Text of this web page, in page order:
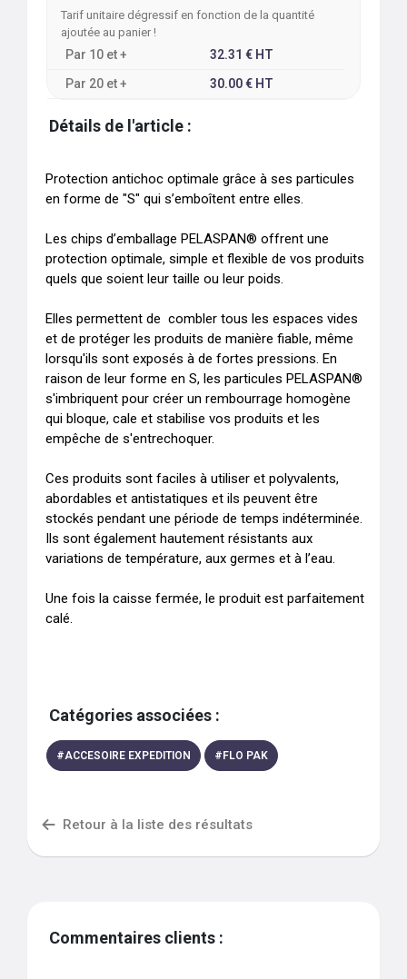
Tarif unitaire dégressif en fonction de la quantité
ajoutée au panier !
Par 10 et + 32.31 € HT
Par 20 et + 30.00€ HT
Détails de l'article :
Protection antichoc optimale grâce à ses particules
en forme de "S" qui s’emboîtent entre elles.
Les chips d’emballage PELASPAN® offrent une
protection optimale, simple et flexible de vos produits
quels que soient leur taille ou leur poids.
Elles permettent de  combler tous les espaces vides
et de protéger les produits de manière fiable, même
lorsqu'ils sont exposés à de fortes pressions. En
raison de leur forme en S, les particules PELASPAN®
s'imbriquent pour créer un rembourrage homogène
qui bloque, cale et stabilise vos produits et les
empêche de s'entrechoquer.
Ces produits sont faciles à utiliser et polyvalents,
abordables et antistatiques et ils peuvent être
stockés pendant une période de temps indéterminée.
Ils sont également hautement résistants aux
variations de température, aux germes et à l’eau.
Une fois la caisse fermée, le produit est parfaitement
calé.
Catégories associées :
#ACCESOIRE EXPEDITION # FLO PAK
Retour à la liste des résultats
Commentaires clients :